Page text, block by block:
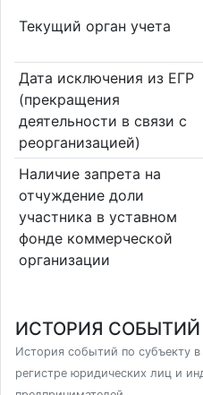
Текущий орган учета
Дата исключения из ЕГР
(прекращения
деятельности в связи с
реорганизацией)
Наличие запрета на
отчуждение доли
участника в уставном
фонде коммерческой
организации
ИСТОРИЯ СОБЫТИЙ
История событий по субъекту
регистре юридических лиц и